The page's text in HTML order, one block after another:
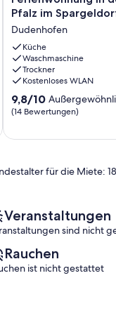
in
schönen
Pfalz
im
Spargeldorf
Dudenhofen
Dudenhofen
Pfalz im
Dudenhofen
Küche
Waschmaschine
Trockner
Kostenloses WLAN
9.8
von
Außergewöhnlich,
9,8/10
(14 Bewertungen)
für die Miete:
Veranstaltungen
sind nicht
Rauchen
ist nicht gestattet